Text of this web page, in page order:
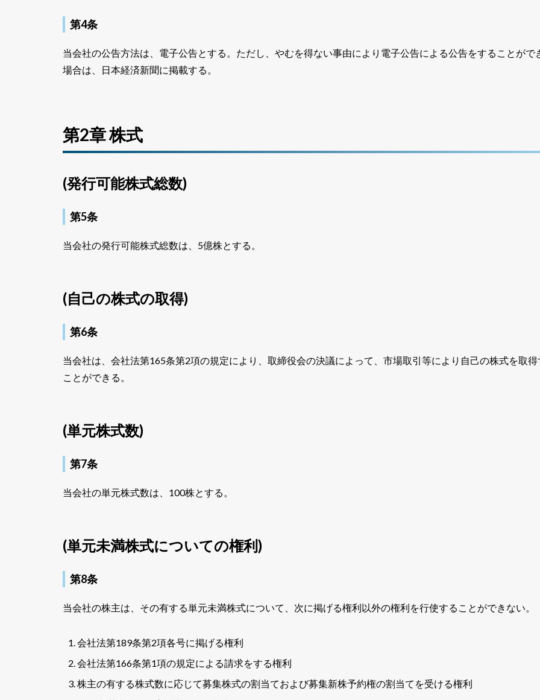
第4条
当会社の公告方法は、電子公告とする。ただし、やむを得ない事由により電子公告による公告をすることがで
場合は、日本経済新聞に掲載する。
第2章 株式
(発行可能株式総数)
第5条
当会社の発行可能株式総数は、5億株とする。
(自己の株式の取得)
第6条
当会社は、会社法第165条第2項の規定により、取締役会の決議によって、市場取引等により自己の株式を取得
ことができる。
(単元株式数)
第7条
当会社の単元株式数は、100株とする。
(単元未満株式についての権利)
第8条
当会社の株主は、その有する単元未満株式について、次に掲げる権利以外の権利を行使することができない。
会社法第189条第2項各号に掲げる権利
会社法第166条第1項の規定による請求をする権利
株主の有する株式数に応じて募集株式の割当ておよび募集新株予約権の割当てを受ける権利